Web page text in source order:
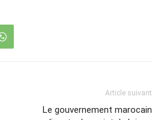
Article suivant
Le gouvernement marocain